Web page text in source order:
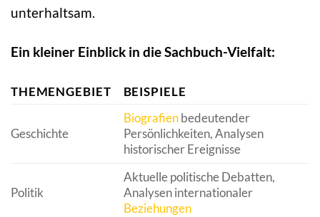
unterhaltsam.
Ein kleiner Einblick in die Sachbuch-Vielfalt:
THEMENGEBIET BEISPIELE
Geschichte
Biografienbedeutender
Persönlichkeiten, Analysen
historischer Ereignisse
Politik
Aktuelle politische Debatten,
Analysen internationaler
Beziehungen